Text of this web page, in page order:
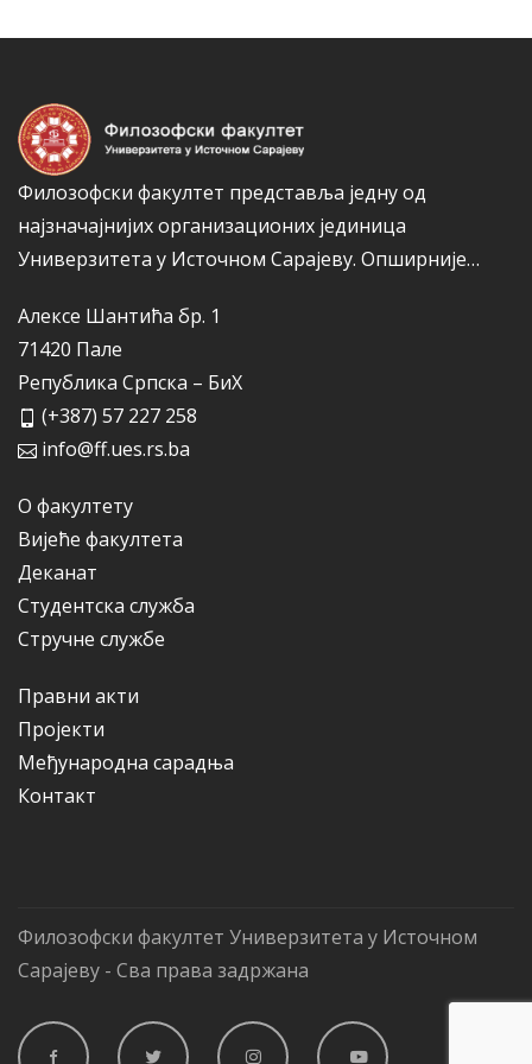
Филозофски факултет представља једну од
најзначајнијих организационих јединица
Универзитета у Источном Сарајеву. Опширније…
Алексе Шантића бр. 1
71420 Пале
Република Српска – БиХ
(+387) 57 227 258
info@ff.ues.rs.ba
О факултету
Вијеће факултета
Деканат
Студентска служба
Стручне службе
Правни акти
Пројекти
Међународна сарадња
Контакт
Филозофски факултет Универзитета у Источном
Сарајеву - Сва права задржана